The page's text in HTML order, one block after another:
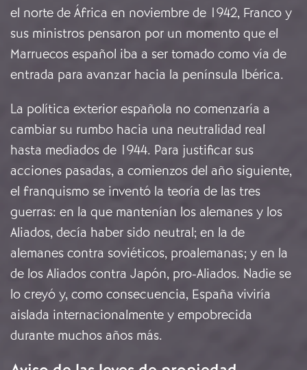
el norte de África en noviembre de 1942, Franco y
sus ministros pensaron por un momento que el
Marruecos español iba a ser tomado como vía de
entrada para avanzar hacia la península Ibérica.
La política exterior española no comenzaría a
cambiar su rumbo hacia una neutralidad real
hasta mediados de 1944. Para justificar sus
acciones pasadas, a comienzos del año siguiente,
el franquismo se inventó la teoría de las tres
guerras: en la que mantenían los alemanes y los
Aliados, decía haber sido neutral; en la de
alemanes contra soviéticos, proalemanas; y en la
de los Aliados contra Japón, pro-Aliados. Nadie se
lo creyó y, como consecuencia, España viviría
aislada internacionalmente y empobrecida
durante muchos años más.